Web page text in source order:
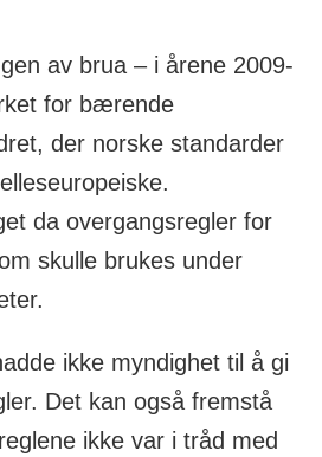
(vår 2024)
og system for
av nye materialer.
tiltak for
BRUTUS-
knyttet til loggføring
(mars 2024)
rolle i
nødvendig
og
av brua – i årene 2009-
for bærende
der norske standarder
da overgangsregler for
skulle brukes under
ikke myndighet til å gi
Det kan også fremstå
ikke var i tråd med